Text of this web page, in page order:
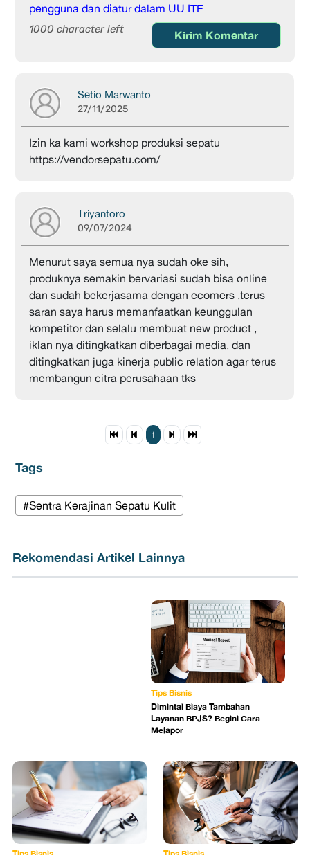
pengguna dan diatur dalam UU ITE
1000 character left Kirim Komentar
Setio Marwanto
27/11/2025
Izin ka kami workshop produksi sepatu
https://vendorsepatu.com/
Triyantoro
09/07/2024
Menurut saya semua nya sudah oke sih,
produknya semakin bervariasi sudah bisa online
dan sudah bekerjasama dengan ecomers ,terus
saran saya harus memanfaatkan keunggulan
kompetitor dan selalu membuat new product ,
iklan nya ditingkatkan diberbagai media, dan
ditingkatkan juga kinerja public relation agar terus
membangun citra perusahaan tks
1
Tags
#Sentra Kerajinan Sepatu Kulit
Rekomendasi Artikel Lainnya
Tips Bisnis
Dimintai Biaya Tambahan
Layanan BPJS? Begini Cara
Melapor